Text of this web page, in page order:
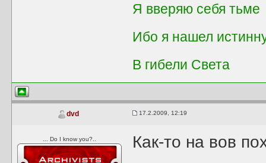
Я вверяю себя тьме
Ибо я нашел
В гибели Света
dvd 17.2.2009, 12:19
... Do I know you?.. Как-то на вов